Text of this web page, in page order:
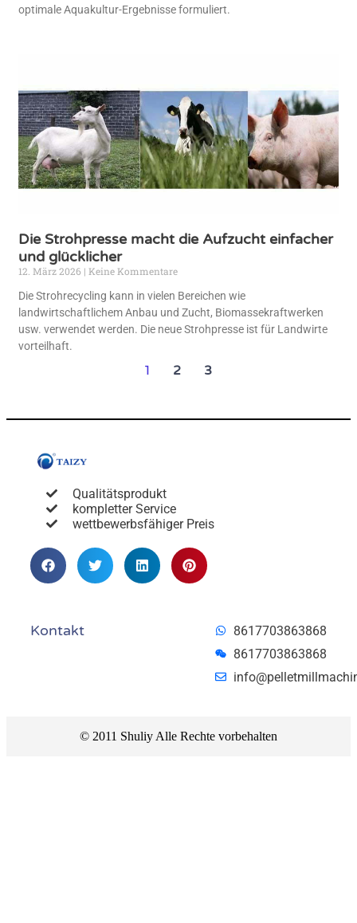
optimale Aquakultur-Ergebnisse formuliert.
Die Strohpresse macht die Aufzucht einfacher
und glücklicher
12. März 2026
Keine Kommentare
Die Strohrecycling kann in vielen Bereichen wie
landwirtschaftlichem Anbau und Zucht, Biomassekraftwerken
usw. verwendet werden. Die neue Strohpresse ist für Landwirte
vorteilhaft.
1 2 3
Qualitätsprodukt
kompletter Service
wettbewerbsfähiger Preis
Kontakt
8617703863868
8617703863868
© 2011 Shuliy Alle Rechte vorbehalten